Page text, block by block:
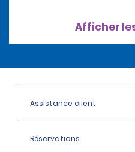
Afficher
Assistance client
Réservations